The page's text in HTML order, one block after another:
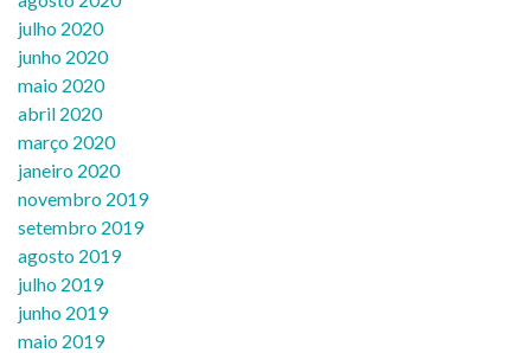
julho 2020
junho 2020
maio 2020
abril 2020
março 2020
janeiro 2020
novembro 2019
setembro 2019
agosto 2019
julho 2019
junho 2019
maio 2019